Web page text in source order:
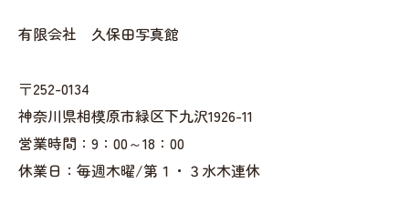
有限会社 久保田写真館
〒252-0134
神奈川県相模原市緑区下九沢1926-11
営業時間：9：00～18：00
休業日：毎週木曜/第１・３水木連休